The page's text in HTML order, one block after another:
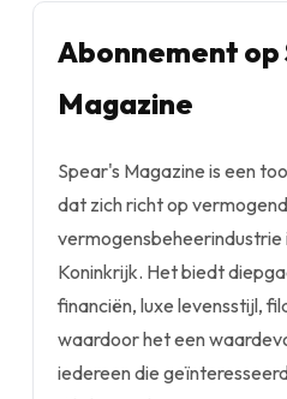
Abonnement op
Magazine
Spear's Magazine is een
dat zich richt op
vermogensbeheerindustrie
Koninkrijk. Het biedt
financiën, luxe levensstijl,
waardoor het een
iedereen die